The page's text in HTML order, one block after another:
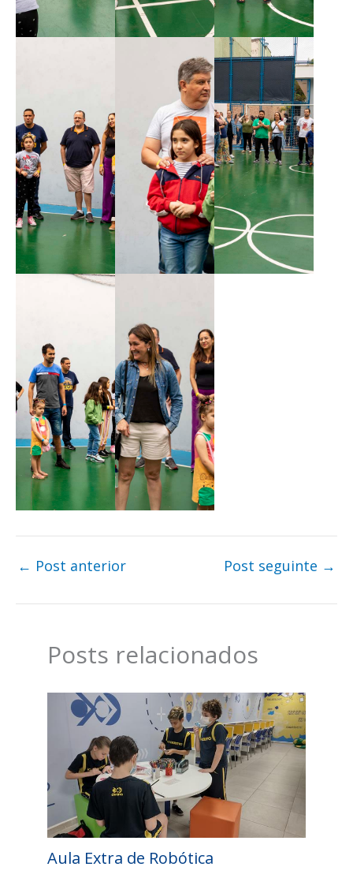
← Post anterior Post seguinte →
Posts relacionados
Aula Extra de Robótica